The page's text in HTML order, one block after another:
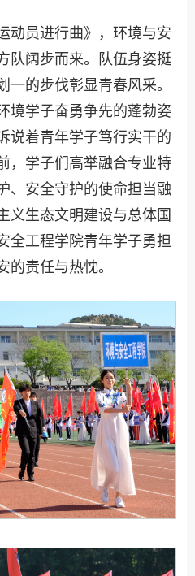
动员进行曲》，环境与安
队阔步而来。队伍身姿挺
一的步伐彰显青春风采。
境学子奋勇争先的蓬勃姿
说着青年学子笃行实干的
，学子们高举融合专业特
、安全守护的使命担当融
义生态文明建设与总体国
全工程学院青年学子勇担
的责任与热忱。